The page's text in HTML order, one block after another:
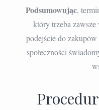
Podsumowując,
który trzeba
podejście do
społeczności